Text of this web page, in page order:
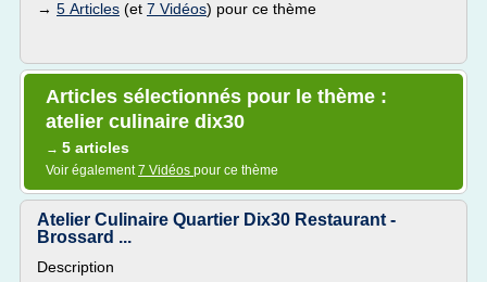
→ 5 Articles (et 7 Vidéos) pour ce thème
Articles sélectionnés pour le thème :
atelier culinaire dix30
→ 5 articles
Voir également7 Vidéos pour ce thème
Atelier Culinaire Quartier Dix30 Restaurant -
Brossard ...
Description